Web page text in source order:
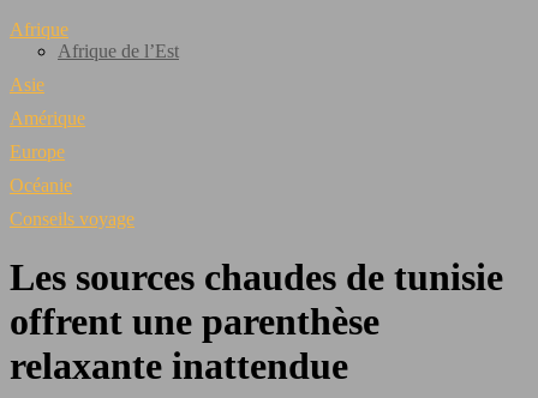
Afrique
Afrique de l’Est
Asie
Amérique
Europe
Océanie
Conseils voyage
Les sources chaudes de tunisie
offrent une parenthèse
relaxante inattendue